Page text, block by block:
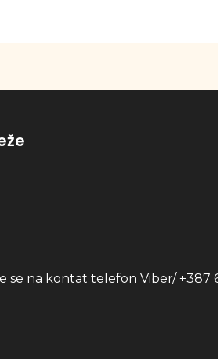
se na kontat telefon Viber/+387